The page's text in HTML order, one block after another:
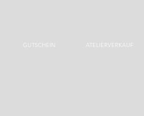
GUTSCHEIN ATELIERVERKAUF